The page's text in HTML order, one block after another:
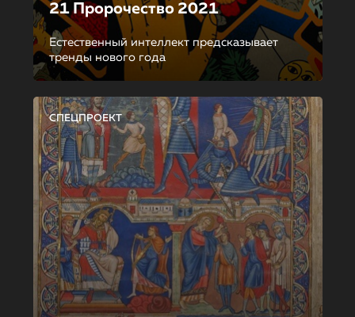
21 Пророчество 2021
Естественный интеллект предсказывает
тренды нового года
СПЕЦПРОЕКТ